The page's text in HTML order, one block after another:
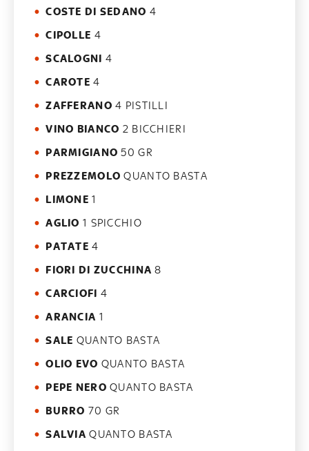
COSTE DI SEDANO 4
CIPOLLE 4
SCALOGNI 4
CAROTE 4
ZAFFERANO 4 PISTILLI
VINO BIANCO 2 BICCHIERI
PARMIGIANO 50 GR
PREZZEMOLO QUANTO BASTA
LIMONE 1
AGLIO 1 SPICCHIO
PATATE 4
FIORI DI ZUCCHINA 8
CARCIOFI 4
ARANCIA 1
SALE QUANTO BASTA
OLIO EVO QUANTO BASTA
PEPE NERO QUANTO BASTA
BURRO 70 GR
SALVIA QUANTO BASTA